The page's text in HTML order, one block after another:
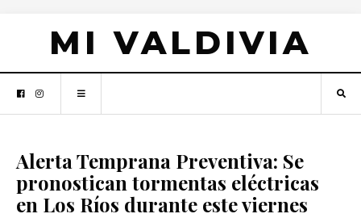
MI VALDIVIA
Alerta Temprana Preventiva: Se
pronostican tormentas eléctricas
en Los Ríos durante este viernes